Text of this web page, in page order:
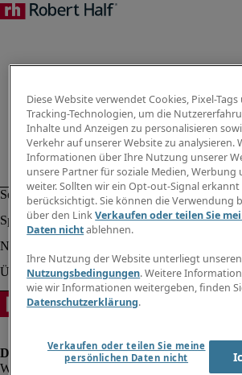
Diese Website verwendet Cookies, Pixel-
Tracking-Technologien, um die
Inhalte und Anzeigen zu personalisieren
Verkehr auf unserer Website zu analysieren.
Informationen über Ihre Nutzung unserer
unsere Partner für soziale Medien, Werbung
weiter. Sollten wir ein Opt-out-Signal
berücksichtigt. Sie können die Verwendung
über den LinkVerkaufen oder teilen Sie
Daten nichtablehnen.
Ihre Nutzung der Website unterliegt unseren
Nutzungsbedingungen. Weitere
wie wir Informationen weitergeben, finden
Datenschutzerklärung.
Verkaufen oder teilen Sie meine
persönlichen Daten nicht